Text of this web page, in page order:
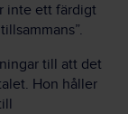
inte ett färdigt
till att det
Hon håller